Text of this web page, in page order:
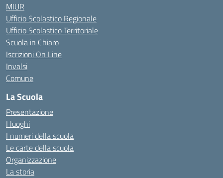
MIUR
Ufficio Scolastico Regionale
Ufficio Scolastico Territoriale
Scuola in Chiaro
Iscrizioni On Line
Invalsi
Comune
La Scuola
Presentazione
I luoghi
I numeri della scuola
Le carte della scuola
Organizzazione
La storia